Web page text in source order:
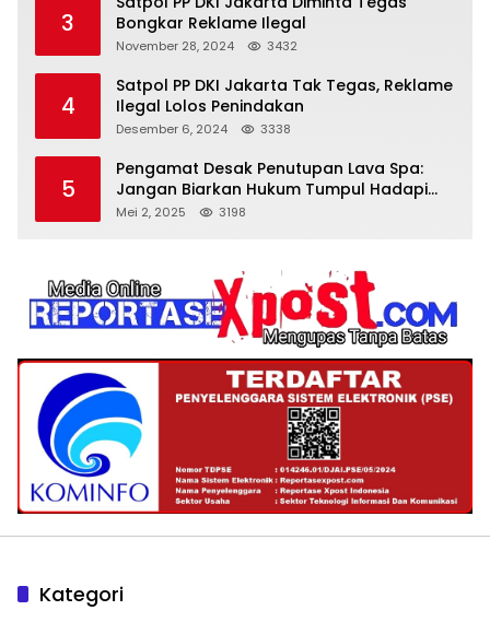
3
Bongkar Reklame Ilegal
November 28, 2024 3432
4
Satpol PP DKI Jakarta Tak Tegas, Reklame
Ilegal Lolos Penindakan
Desember 6, 2024 3338
5
Pengamat Desak Penutupan Lava Spa:
Jangan Biarkan Hukum Tumpul Hadapi
‘Spa Berkedok
Mei 2, 2025 3198
Kategori